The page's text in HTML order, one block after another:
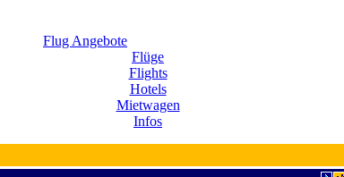
Flug Angebote
Flüge
Flights
Hotels
Mietwagen
Infos